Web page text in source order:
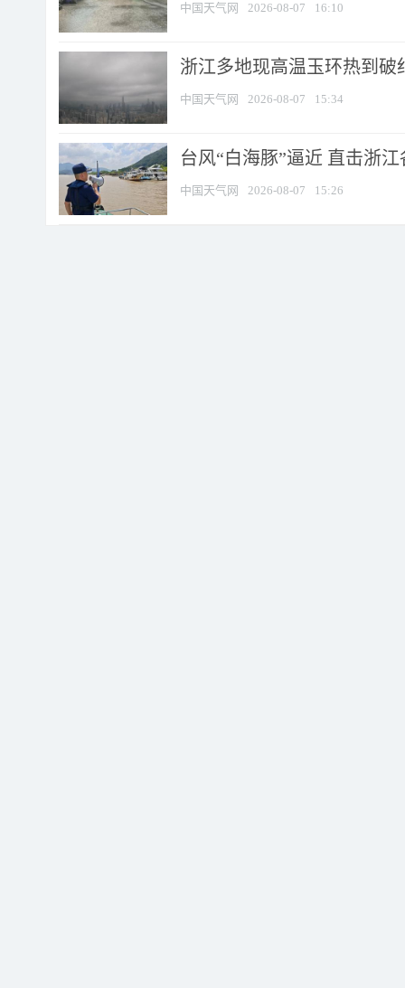
中国天气网 2026-08-07 16:10
浙江多地现高温玉环热到破
中国天气网 2026-08-07 15:34
台风“白海豚”逼近 直击浙
中国天气网 2026-08-07 15:26